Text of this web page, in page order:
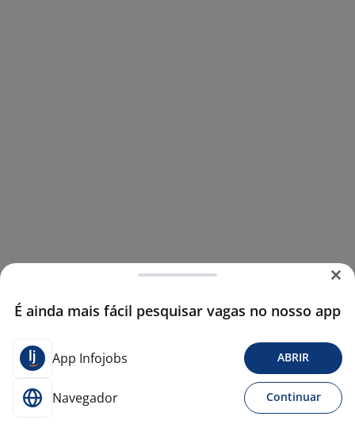
É ainda mais fácil pesquisar vagas no nosso app
App Infojobs ABRIR
Navegador Continuar